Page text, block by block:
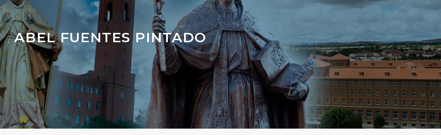
ABEL FUENTES PINTADO